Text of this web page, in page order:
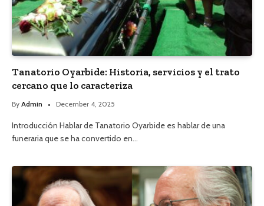
Tanatorio Oyarbide: Historia, servicios y el trato
cercano que lo caracteriza
By Admin December 4, 2025
Introducción Hablar de Tanatorio Oyarbide es hablar de una
funeraria que se ha convertido en…